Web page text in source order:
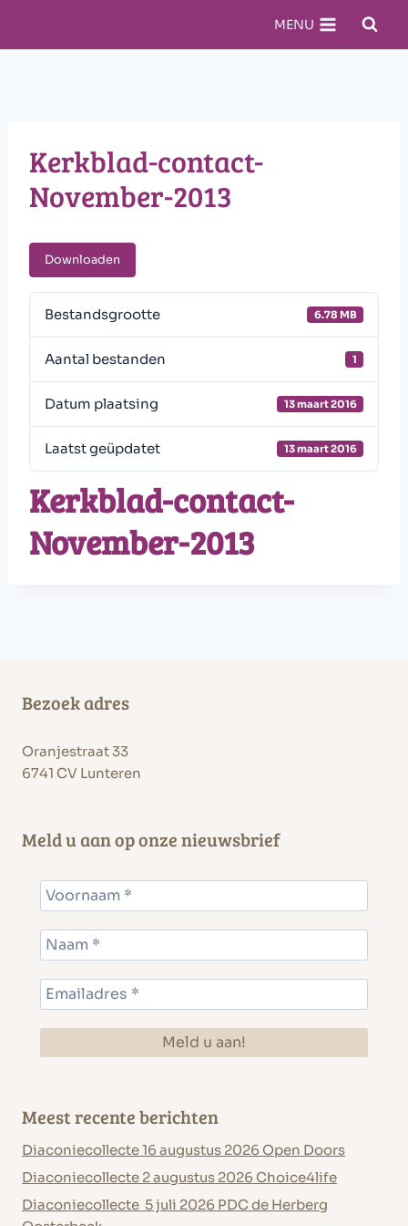
inhoud
MENU
Kerkblad-contact-
November-2013
Downloaden
Bestandsgrootte 6.78 MB
Aantal bestanden 1
Datum plaatsing 13 maart 2016
Laatst geüpdatet 13 maart 2016
Kerkblad-contact-
November-2013
Bezoek adres
Oranjestraat 33
6741 CV Lunteren
Meld u aan op onze nieuwsbrief
Meest recente berichten
Diaconiecollecte 16 augustus 2026 Open Doors
Diaconiecollecte 2 augustus 2026 Choice4life
Diaconiecollecte 5 juli 2026 PDC de Herberg